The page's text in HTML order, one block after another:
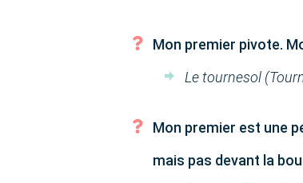
Mon premier pivote.
Le tournesol
Mon premier est une
mais pas devant la